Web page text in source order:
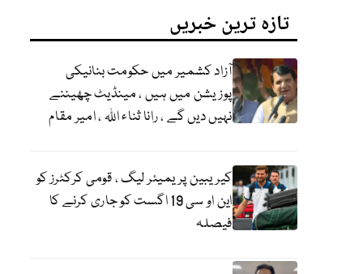
تازہ ترین خبریں
آزاد کشمیر میں حکومت بنانیکی
پوزیشن میں ہیں ، مینڈیٹ چھیننے
نہیں دیں گے ، رانا ثناء اللہ ، امیر مقام
کیریبین پریمیئر لیگ ، قومی کرکٹرز کو
این او سی 19 اگست کو جاری کرنے کا
فیصلہ